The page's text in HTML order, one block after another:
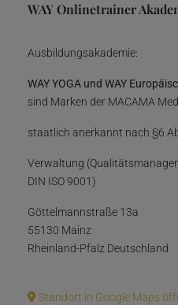
WAY Onlinetrainer
Ausbildungsakademie:
WAY YOGA und WAY
sind Marken der MACAMA
staatlich anerkannt nach §6
Verwaltung
DIN ISO 9001)
Göttelmannstraße 13a
55130 Mainz
Rheinland-Pfalz Deutschland
Standort in Google Maps